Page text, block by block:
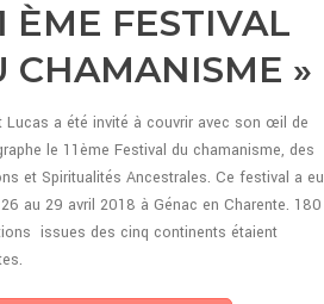
ÈME FESTIVAL
CHAMANISME »
Lucas a été invité à couvrir avec son œil de
le 11ème Festival du chamanisme, des
et Spiritualités Ancestrales. Ce festival a eu
au 29 avril 2018 à Génac en Charente. 180
issues des cinq continents étaient